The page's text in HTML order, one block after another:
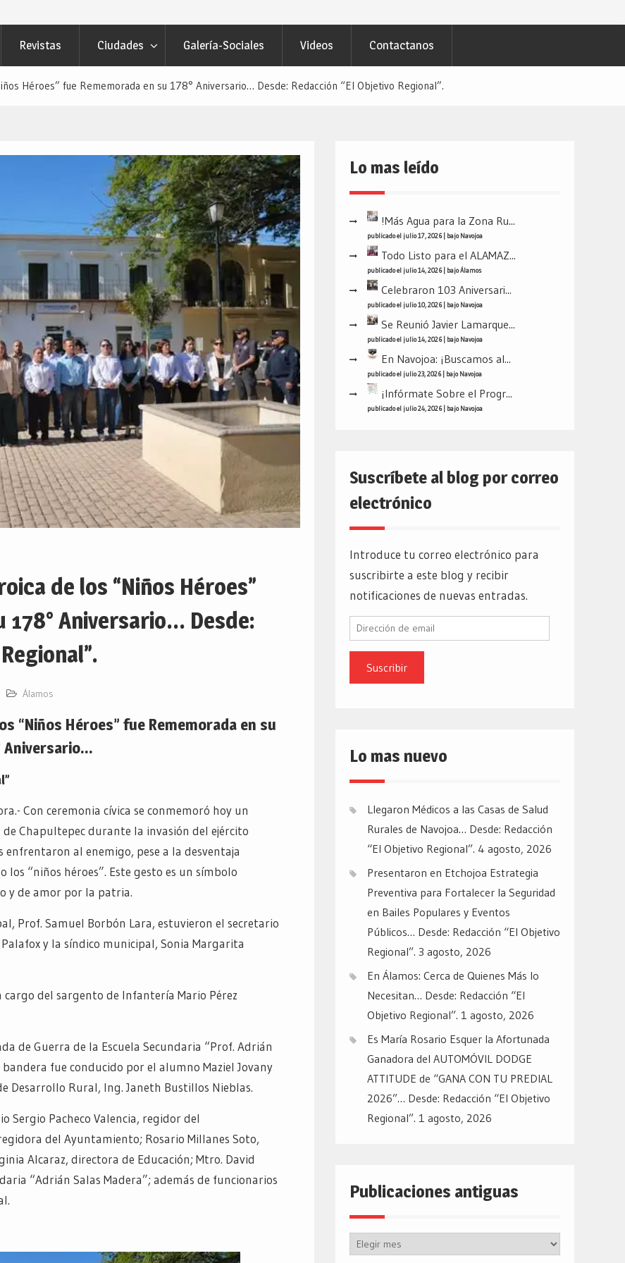
Revistas Ciudades Galería-Sociales Videos Contactanos
Héroes” fue Rememorada en su 178° Aniversario… Desde: Redacción “El Objetivo Regional”.
de los “Niños Héroes”
178° Aniversario… Desde:
Álamos
“Niños Héroes” fue Rememorada en su
Aniversario…
Con ceremonia cívica se conmemoró hoy un
Chapultepec durante la invasión del ejército
enfrentaron al enemigo, pese a la desventaja
“niños héroes”. Este gesto es un símbolo
y de amor por la patria.
Prof. Samuel Borbón Lara, estuvieron el secretario
y la síndico municipal, Sonia Margarita
del sargento de Infantería Mario Pérez
de Guerra de la Escuela Secundaria “Prof. Adrián
fue conducido por el alumno Maziel Jovany
Desarrollo Rural, Ing. Janeth Bustillos Nieblas.
Sergio Pacheco Valencia, regidor del
del Ayuntamiento; Rosario Millanes Soto,
Alcaraz, directora de Educación; Mtro. David
“Adrián Salas Madera”; además de funcionarios
Lo mas leído
!Más Agua para la Zona Ru...
publicado el julio 17, 2026| bajoNavojoa
Todo Listo para el ALAMAZ...
publicado el julio 14, 2026| bajoÁlamos
Celebraron 103 Aniversari...
publicado el julio 10, 2026| bajoNavojoa
Se Reunió Javier Lamarque...
publicado el julio 14, 2026| bajoNavojoa
En Navojoa: ¡Buscamos al...
publicado el julio 23, 2026| bajoNavojoa
¡Infórmate Sobre el Progr...
publicado el julio 24, 2026| bajoNavojoa
Suscríbete al blog por correo
electrónico
Introduce tu correo electrónico para
suscribirte a este blog y recibir
notificaciones de nuevas entradas.
Dirección
email
Lo mas nuevo
Llegaron Médicos a las Casas de Salud
Rurales de Navojoa… Desde: Redacción
“El Objetivo Regional”. 4 agosto, 2026
Presentaron en Etchojoa Estrategia
Preventiva para Fortalecer la Seguridad
en Bailes Populares y Eventos
Públicos… Desde: Redacción “El Objetivo
Regional”. 3 agosto, 2026
En Álamos: Cerca de Quienes Más lo
Necesitan… Desde: Redacción “El
Objetivo Regional”. 1 agosto, 2026
Es María Rosario Esquer la Afortunada
Ganadora del AUTOMÓVIL DODGE
ATTITUDE de “GANA CON TU PREDIAL
2026”… Desde: Redacción “El Objetivo
Regional”. 1 agosto, 2026
Publicaciones antiguas
Publicaciones